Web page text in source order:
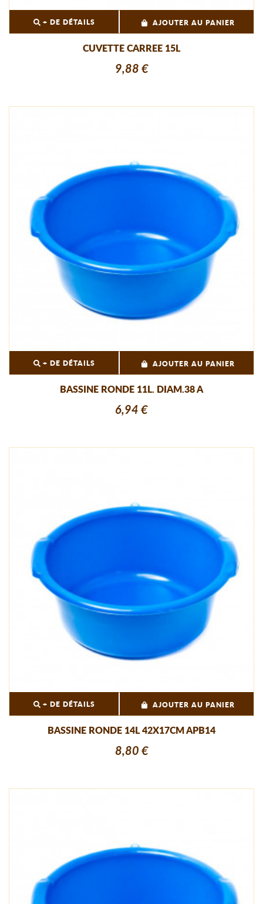
+ DE DÉTAILS AJOUTER AU PANIER
CUVETTE CARREE 15L
9,88 €
+ DE DÉTAILS AJOUTER AU PANIER
BASSINE RONDE 11L. DIAM.38 A
6,94 €
+ DE DÉTAILS AJOUTER AU PANIER
BASSINE RONDE 14L 42X17CM APB14
8,80 €